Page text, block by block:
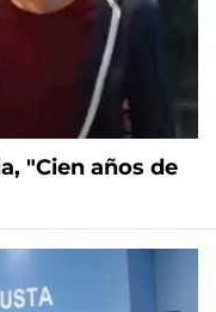
"Cien años de